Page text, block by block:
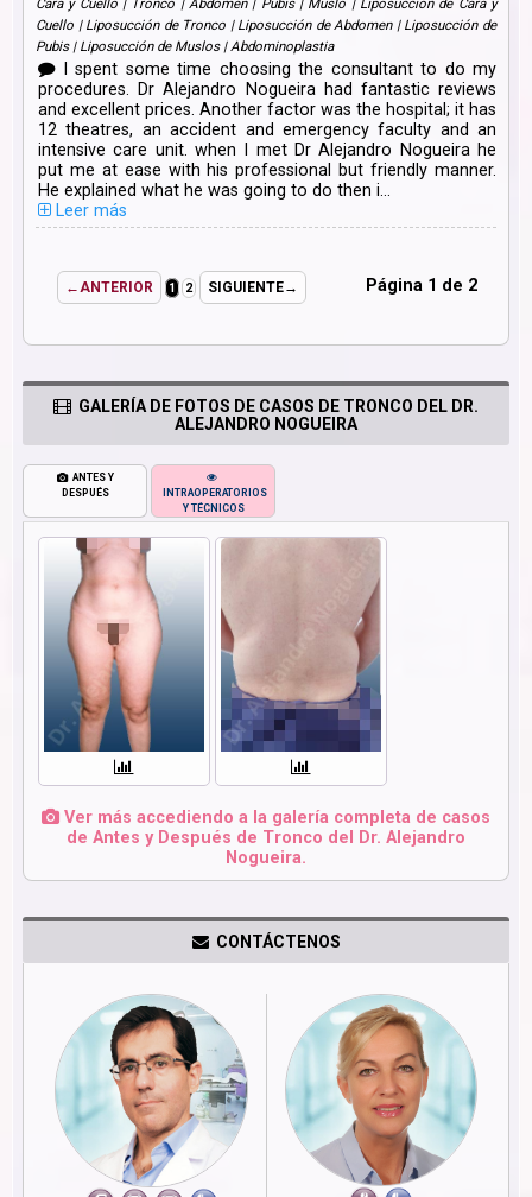
Cara y Cuello | Tronco | Abdomen | Pubis | Muslo | Liposucción de Cara y
Cuello | Liposucción de Tronco | Liposucción de Abdomen | Liposucción de
Pubis | Liposucción de Muslos | Abdominoplastia
I spent some time choosing the consultant to do my
procedures. Dr Alejandro Nogueira had fantastic reviews
and excellent prices. Another factor was the hospital; it has
12 theatres, an accident and emergency faculty and an
intensive care unit. when I met Dr Alejandro Nogueira he
put me at ease with his professional but friendly manner.
He explained what he was going to do then i...
Leer más
←ANTERIOR 1 2 SIGUIENTE→ Página 1 de 2
GALERÍA DE FOTOS DE CASOS DE TRONCO DEL DR.
ALEJANDRO NOGUEIRA
ANTES Y
DESPUÉS
INTRAOPERATORIOS
Y TÉCNICOS
Ver más accediendo a la galería completa de casos
de Antes y Después de Tronco del Dr. Alejandro
Nogueira.
CONTÁCTENOS